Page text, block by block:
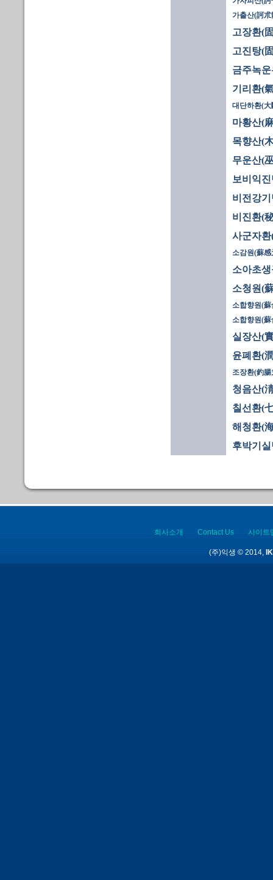
가출산(訶朮
고장환(
고진탕(
금주녹
기리환(
대단하환(大
마황산(
목향산(
무운산(
보비익
비전강
비진환(
사군자
소감원(蘇感
소아초
소청원(
소합향원(
소합향원(
실장산(
윤폐환(
조장환(釣腸
청음산(
칠선환(
해청환(
후박기
회사소개 Contact Us 사이트
(주)익생 © 2014,